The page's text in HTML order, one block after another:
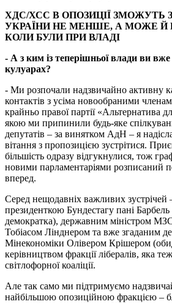
ХДС/ХСС В ОПОЗИЦІЇ ЗМОЖУТЬ
УКРАЇНИ НЕ МЕНШЕ, А МОЖЕ Й
КОЛИ БУЛИ ПРИ ВЛАДІ
- А з ким із теперішньої влади ви вже
кулуарах?
- Ми розпочали надзвичайно активну
контактів з усіма новообраними
крайньо правої партії «Альтернатива
якою ми припинили будь-яке
депутатів – за винятком АдН – я
вітання з пропозицією зустрітися.
більшість одразу відгукнулися, тож
новими парламентаріями розписаний
вперед.
Серед нещодавніх важливих
президенткою Бундестагу пані Барбель
демократка), державним міністром
Тобіасом Лінднером та вже згаданим
Мінекономіки Олівером Крішером
керівництвом фракції лібералів, яка
світлофорної коаліції.
Але так само ми підтримуємо
найбільшою опозиційною фракцією